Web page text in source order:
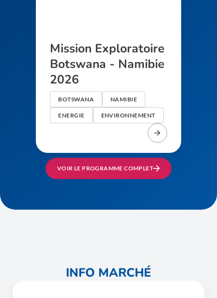
Mission Exploratoire
Botswana - Namibie
2026
BOTSWANA NAMIBIE
ENERGIE ENVIRONNEMENT
VOIR LE PROGRAMME COMPLET
INFO MARCHÉ